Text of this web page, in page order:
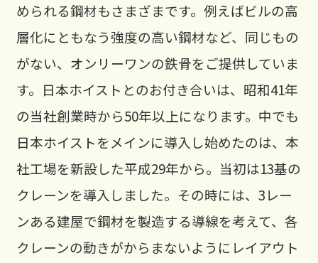
められる鋼材もさまざまです。例えばビルの高
層化にともなう強度の高い鋼材など、同じもの
がない、オンリーワンの鉄骨をご提供していま
す。日本ホイストとのお付き合いは、昭和41年
の当社創業時から50年以上になります。中でも
日本ホイストをメインに導入し始めたのは、本
社工場を新設した平成29年から。当初は13基の
クレーンを導入しました。その時には、3レー
ンある建屋で鋼材を製造する導線を考えて、各
クレーンの動きがからまないようにレイアウト